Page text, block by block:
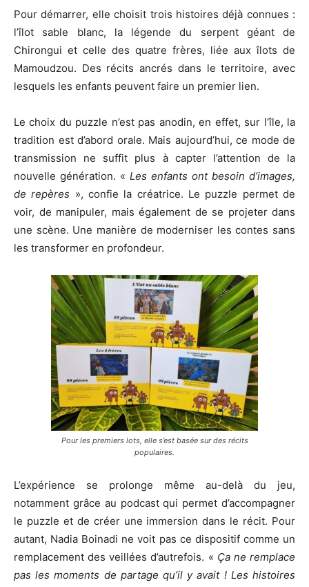
Pour démarrer, elle choisit trois histoires déjà connues :
l’îlot sable blanc, la légende du serpent géant de
Chirongui et celle des quatre frères, liée aux îlots de
Mamoudzou. Des récits ancrés dans le territoire, avec
lesquels les enfants peuvent faire un premier lien.
Le choix du puzzle n’est pas anodin, en effet, sur l’île, la
tradition est d’abord orale. Mais aujourd’hui, ce mode de
transmission ne suffit plus à capter l’attention de la
nouvelle génération. « Les enfants ont besoin d’images,
de repères », confie la créatrice. Le puzzle permet de
voir, de manipuler, mais également de se projeter dans
une scène. Une manière de moderniser les contes sans
les transformer en profondeur.
Pour les premiers lots, elle s’est basée sur des récits
populaires.
L’expérience se prolonge même au-delà du jeu,
notamment grâce au podcast qui permet d’accompagner
le puzzle et de créer une immersion dans le récit. Pour
autant, Nadia Boinadi ne voit pas ce dispositif comme un
remplacement des veillées d’autrefois. « Ça ne remplace
pas les moments de partage qu’il y avait ! Les histoires